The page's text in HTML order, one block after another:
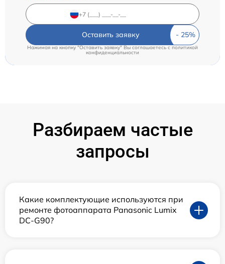
Оставить заявку
Нажимая на кнопку "Оставить заявку" Вы соглашаетесь c политикой
конфиденциальности
Разбираем частые
запросы
Какие комплектующие используются при
ремонте фотоаппарата Panasonic Lumix
DC-G90?